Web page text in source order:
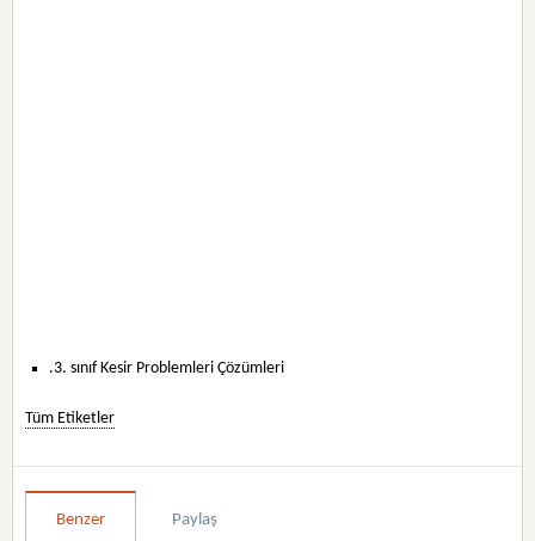
.3. sınıf Kesir Problemleri Çözümleri
Tüm Etiketler
Benzer Paylaş